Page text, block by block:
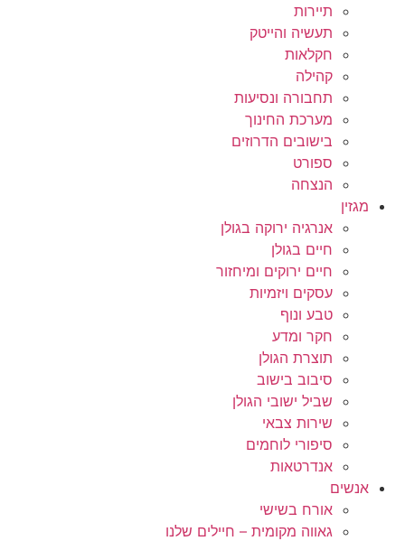
תיירות
תעשיה והייטק
חקלאות
קהילה
תחבורה ונסיעות
מערכת החינוך
בישובים הדרוזים
ספורט
הנצחה
מגזין
אנרגיה ירוקה בגולן
חיים בגולן
חיים ירוקים ומיחזור
עסקים ויזמיות
טבע ונוף
חקר ומדע
תוצרת הגולן
סיבוב בישוב
שביל ישובי הגולן
שירות צבאי
סיפורי לוחמים
אנדרטאות
אנשים
אורח בשישי
גאווה מקומית – חיילים שלנו